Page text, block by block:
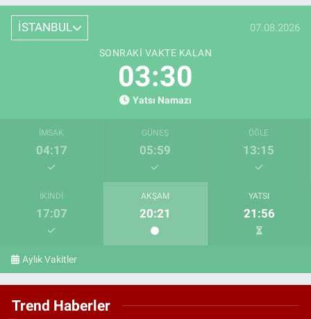
İSTANBUL 07.08.2026
SONRAKI VAKTE KALAN
03:29
Yatsı Namazı
İMSAK
04:17
GÜNEŞ
05:59
ÖĞLE
13:15
İKINDI
17:07
AKŞAM
20:21
YATSI
21:56
Aylık Vakitler
Trend Haberler